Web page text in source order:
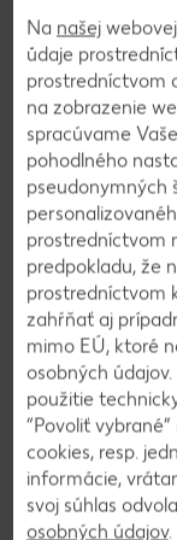
zahrievať
nemiešame,
steny hrnca,
karamel
zohrievaní
množstvo
zohrievame,
farbu a teplotu
dosiahnutie čo
použiť
3
Hneď po
hrniec z ohňa.
na kocky, po
Na našej
údaje
prostredníctvom
na zobrazenie
spracúvame
pohodlného
pseudonymných
prostredníctvom
predpokladu, že
prostredníctvom
zahŕňať aj
mimo EÚ, ktoré
osobných
použitie
“Povoliť
cookies, resp.
informácie,
svoj súhlas
osobných údajov